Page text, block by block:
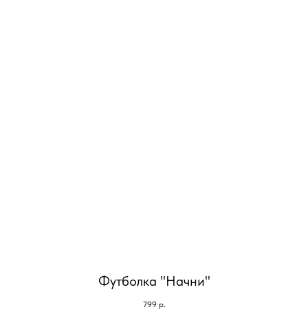
Футболка "Начни"
799 р.